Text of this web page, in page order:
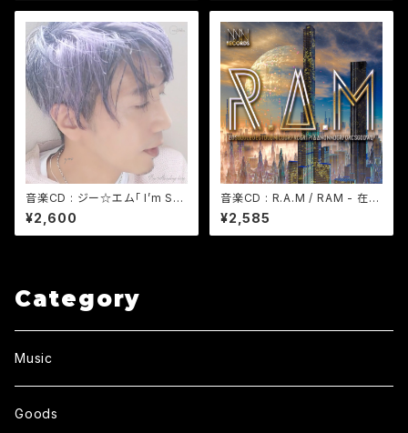
音楽CD : ジー☆エム「 I’m Sta
nding here 」 (Album簡易パ
ッケージ) - 在庫限り
¥2,600
音楽CD : R.A.M / RAM - 在庫
限り
¥2,585
Category
Music
Goods